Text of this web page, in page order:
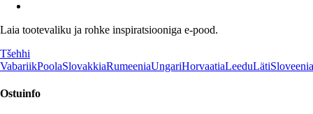
Laia tootevaliku ja rohke inspiratsiooniga e-pood.
Tšehhi
VabariikPoolaSlovakkiaRumeeniaUngariHorvaatiaLeeduLätiSloveenia
Ostuinfo